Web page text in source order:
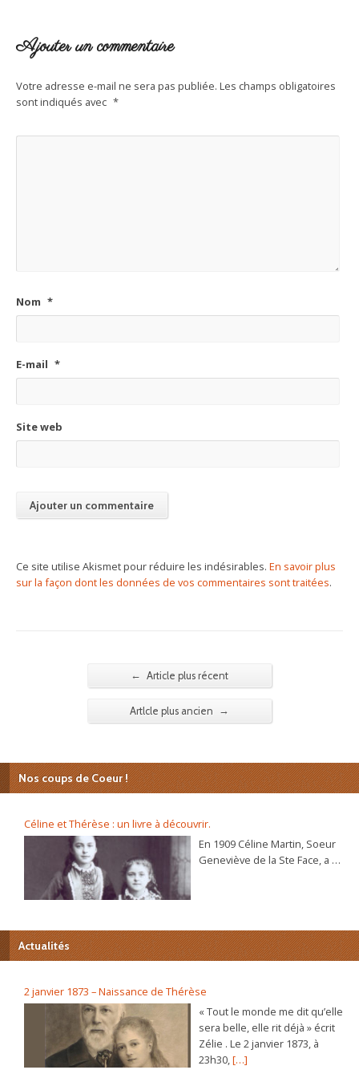
Ajouter un commentaire
Votre adresse e-mail ne sera pas publiée. Les champs obligatoires
sont indiqués avec *
Nom *
E-mail *
Site web
Ce site utilise Akismet pour réduire les indésirables. En savoir plus
sur la façon dont les données de vos commentaires sont traitées.
← Article plus récent
Artlcle plus ancien →
Nos coups de Coeur !
Céline et Thérèse : un livre à découvrir.
En 1909 Céline Martin, Soeur
Geneviève de la Ste Face, a 40
béatification va s’ouvrir
bientôt. C’est alors que la
demande d’écrire sa propre
autobiographie. Dans ce récit
plein de vie et d’humour elle
raconte, de sa naissance à sa
vie au Carmel, les chemins
déroutants par lesquels
Actualités
2 janvier 1873 – Naissance de Thérèse
« Tout le monde me dit qu’elle
sera belle, elle rit déjà » écrit
Zélie . Le 2 janvier 1873, à
23h30,[…]